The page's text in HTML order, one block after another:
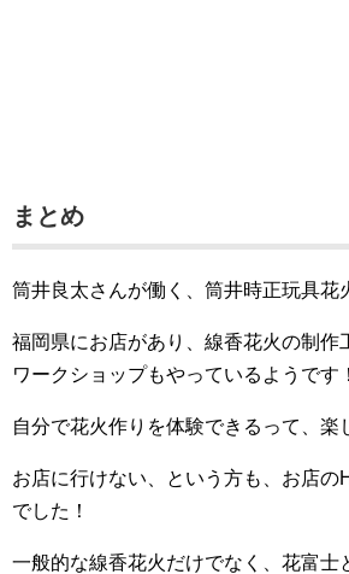
まとめ
筒井良太さんが働く、筒井時正玩具花
福岡県にお店があり、線香花火の制作
ワークショップもやっているようです！
自分で花火作りを体験できるって、楽
お店に行けない、という方も、お店の
でした！
一般的な線香花火だけでなく、花富士